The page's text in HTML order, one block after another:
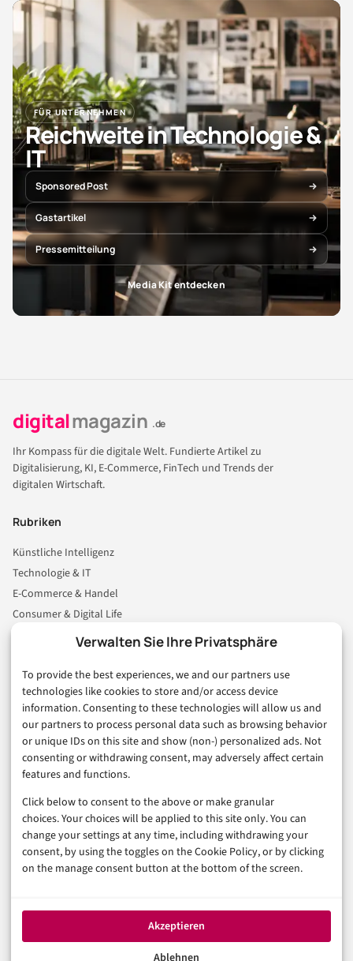
Verwalten Sie Ihre Privatsphäre
To provide the best experiences, we and our partners use
technologies like cookies to store and/or access device
information. Consenting to these technologies will allow us and
our partners to process personal data such as browsing behavior
or unique IDs on this site and show (non-) personalized ads. Not
consenting or withdrawing consent, may adversely affect certain
features and functions.
Click below to consent to the above or make granular
choices. Your choices will be applied to this site only. You can
change your settings at any time, including withdrawing your
consent, by using the toggles on the Cookie Policy, or by clicking
on the manage consent button at the bottom of the screen.
Akzeptieren
Ablehnen
FÜR UNTERNEHMEN
Reichweite in Technologie &
IT
Sponsored Post
Gastartikel
Pressemitteilung
Media Kit entdecken
digitalmagazin .de
Ihr Kompass für die digitale Welt. Fundierte Artikel zu
Digitalisierung, KI, E-Commerce, FinTech und Trends der
digitalen Wirtschaft.
Rubriken
Künstliche Intelligenz
Technologie & IT
E-Commerce & Handel
Consumer & Digital Life
Business & Karriere
Sicherheit & Recht
Digitalisierung
Marketing
Magazin
Unsere Redaktion
Werbeformate & Media Kit
Rechtliches
Datenschutzerklärung (EU)
Cookie-Richtlinie (EU)